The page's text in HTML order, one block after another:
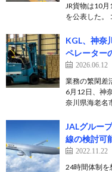
JR貨物は10
を公表した。
KGL、神奈
ペレーター
2026.06.12
業務の繁閑差
6月12日、神
奈川県海老名
JALグルー
線の検討可
2022.11.22
24時間体制を